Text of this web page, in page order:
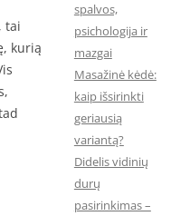
tai
kurią
spalvos,
psichologija ir
mazgai
Masažinė kėdė:
kaip išsirinkti
geriausią
variantą?
Didelis vidinių
durų
pasirinkimas –